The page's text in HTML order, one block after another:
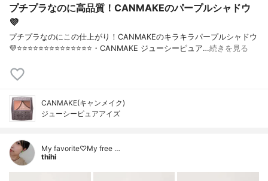
プチプラなのに高品質！CANMAKEのパープルシャドウ
💜
プチプラなのにこの仕上がり！CANMAKEのキラキラパープルシャドウ
💜⭐️⭐️⭐️⭐️⭐️⭐️⭐️⭐️⭐️⭐️⭐️⭐️⭐️⭐️・CANMAKE ジューシーピュア…続きを見る
CANMAKE(キャンメイク)
ジューシーピュアアイズ
My favorite♡My free …
thihi